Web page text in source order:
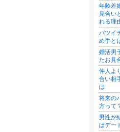
年齢差
見合い
れる理
バツイ
め手と
婚活男
たお見
仲人よ
合い相
は
将来の
方って
男性が
はデー